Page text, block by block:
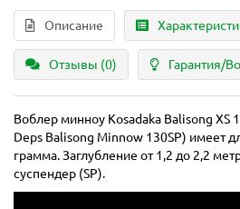
Описание
Отзывы (0) Гарантия/
Воблер минноу Kosadaka Balisong XS
Deps Balisong Minnow 130SP) имеет
грамма. Заглубление от 1,2 до 2,2
суспендер (SP).